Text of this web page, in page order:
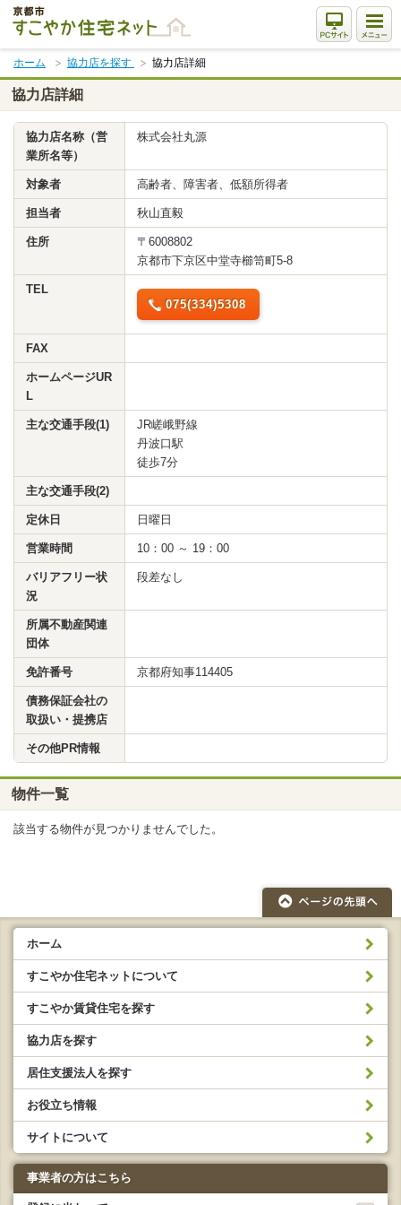
本
文
ま
で
ス
キ
ッ
ホーム 協力店を探す 協力店詳細
協力店詳細
協力店名称（営
業所名等）
株式会社丸源
対象者 高齢者、障害者、低額所得者
担当者 秋山直毅
住所
〒6008802
京都市下京区中堂寺櫛笥町5-8
TEL
075(334)5308
FAX
ホームページUR
L
主な交通手段(1)
JR嵯峨野線
丹波口駅
徒歩7分
主な交通手段(2)
定休日 日曜日
営業時間 10：00 ～ 19：00
バリアフリー状
況
段差なし
所属不動産関連
団体
免許番号 京都府知事114405
債務保証会社の
取扱い・提携店
その他PR情報
物件一覧
該当する物件が見つかりませんでした。
ホーム
すこやか住宅ネットについて
すこやか賃貸住宅を探す
協力店を探す
居住支援法人を探す
お役立ち情報
サイトについて
事業者の方はこちら